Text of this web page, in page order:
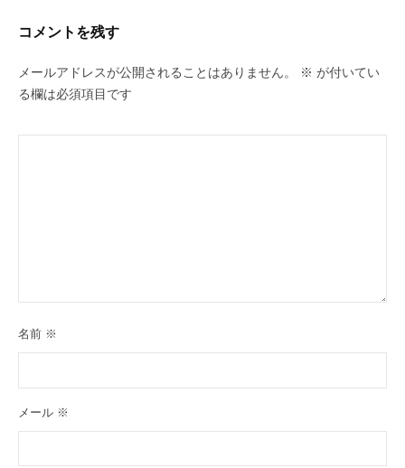
コメントを残す
メールアドレスが公開されることはありません。 ※ が付いてい
る欄は必須項目です
名前 ※
メール ※